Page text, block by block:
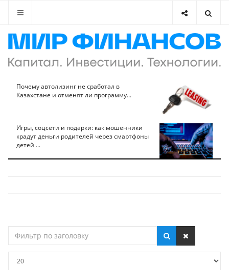
Почему автолизинг не сработал в
Казахстане и отменят ли программу...
Игры, соцсети и подарки: как мошенники
крадут деньги родителей через смартфоны
детей ...
по